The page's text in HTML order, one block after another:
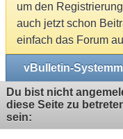
um den
auch jetzt schon
einfach das Forum
vBulletin-
Du bist nicht
diese Seite zu
sein: